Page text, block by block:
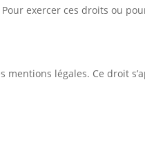
exercer ces droits ou
légales. Ce droit